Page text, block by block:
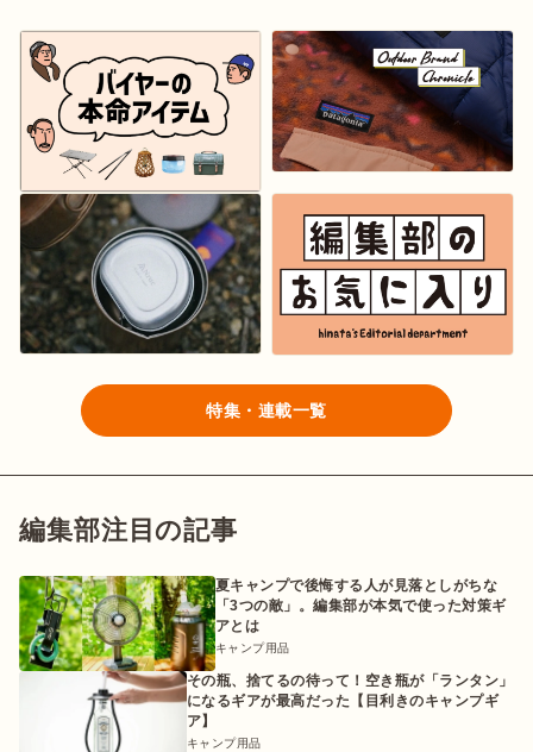
特集・連載一覧
編集部注目の記事
夏キャンプで後悔する人が見落としがちな
「3つの敵」。編集部が本気で使った対策ギ
アとは
キャンプ用品
その瓶、捨てるの待って！空き瓶が「ランタン」
になるギアが最高だった【目利きのキャンプギ
ア】
キャンプ用品